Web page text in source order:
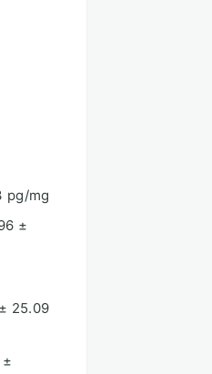
pg/mg
±
25.09